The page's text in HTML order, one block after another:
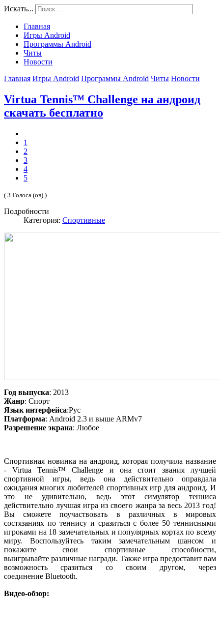
Искать...
Главная
Игры Android
Программы Android
Читы
Новости
Главная Игры Android Программы Android Читы Новости
Virtua Tennis™ Challenge на андроид
скачать бесплатно
1
2
3
4
5
( 3 Голоса (ов) )
Подробности
Категория: Спортивные
Год выпуска: 2013
Жанр: Спорт
Язык интерфейса:Рус
Платформа: Android 2.3 и выше ARMv7
Разрешение экрана: Любое
Спортивная новинка на андроид, которая получила название
- Virtua Tennis™ Challenge и она стоит звания лучшей
спортивной игры, ведь она действительно оправдала
ожидания многих любителей спортивных игр для андроид. И
это не удивительно, ведь этот симулятор тенниса
действительно лучшая игра из своего жанра за весь 2013 год!
Вы сможете поучаствовать в различных в мировых
состязаниях по теннису и сразиться с более 50 теннисными
игроками на 18 замечательных и популярных кортах по всему
миру. Воспользуйтесь таким замечательным шансом и
покажите свои спортивные способности,
выигрывайте различные награди. Также игра предоставит вам
возможность сразиться со своим другом, через
соединение Bluetooth.
Видео-обзор: